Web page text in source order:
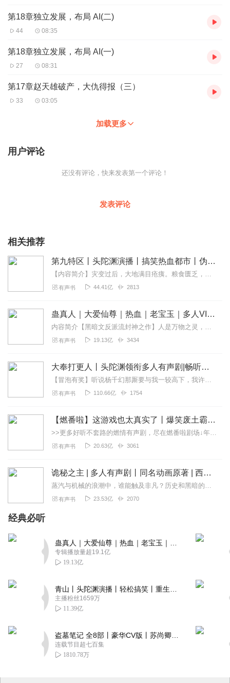
第18章独立发展，布局 AI(二)
44 08:35
第18章独立发展，布局 AI(一)
27 08:31
第17章赵天雄破产，大仇得报（三）
33 03:05
加载更多
用户评论
还没有评论，快来发表第一个评论！
发表评论
相关推荐
第九特区丨头陀渊演播丨搞笑热血都市丨伪戒丨VIP免费多人有声剧
【内容简介】灾变过后，大地满目疮痍。粮食匮乏，资源紧俏，局势混乱……一位从待规划区杀出来的青年，背对着漫天黄沙，孤身来到九区谋生，却不曾想偶然结识三五好友，一念...
有声书 44.41亿 2813
蛊真人｜大爱仙尊｜热血｜老宝玉｜多人VIP免费有声剧
内容简介【黑暗文反派流封神之作】人是万物之灵，蛊是天地真精。一个穿越者不断重生的故事。一个养蛊、炼蛊、用蛊的奇特世界。配音组（男角色）老宝玉旁白...
有声书 19.13亿 3434
大奉打更人丨头陀渊领衔多人有声剧|畅听全集|王鹤棣、田曦薇主演影视剧原著|卖报小郎君
【冒泡有奖】听说杨千幻那厮要与我一较高下，我许七安要开始装叉了！快进入声音播放页戳下方输入框，冒个泡偷偷告诉我，我要用哪些诗词才能胜过他？说得好的，有赏！202...
有声书 110.66亿 1754
【燃番啦】这游戏也太真实了丨爆笑废土霸榜神作丨紫襟剧社制作
>>更多好听不套路的燃情有声剧，尽在燃番啦剧场↓年度重磅推荐本专辑为VIP免费专辑每天上午10点5集更新，订阅可以听到最新内容哦！每周抽一个专辑五星优质评论送...
有声书 20.63亿 3061
诡秘之主 | 多人有声剧丨同名动画原著 | 西幻克苏鲁 | 乌贼作品
蒸汽与机械的浪潮中，谁能触及非凡？历史和黑暗的迷雾里，又是谁在耳语？我从诡秘中醒来，睁眼看见这个世界：枪械，大炮，巨舰，飞空艇，差分机；魔药，占卜，诅咒，倒吊人...
有声书 23.53亿 2070
经典必听
专辑播放量超19.1亿
19.13亿
主播粉丝1659万
11.39亿
连载节目超七百集
1810.78万